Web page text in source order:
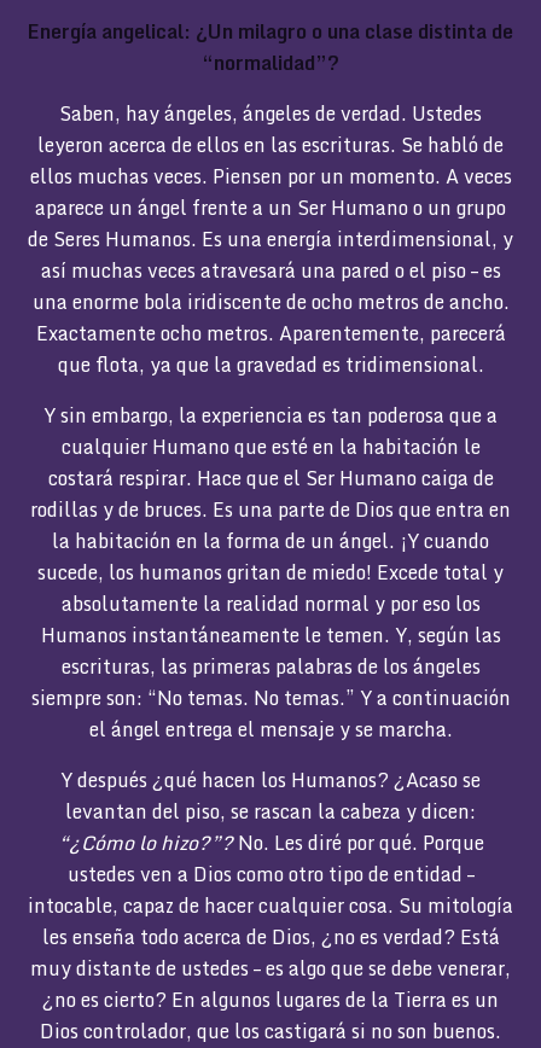
Energía angelical: ¿Un milagro o una clase distinta de
“normalidad”?
Saben, hay ángeles, ángeles de verdad. Ustedes
leyeron acerca de ellos en las escrituras. Se habló de
ellos muchas veces. Piensen por un momento. A veces
aparece un ángel frente a un Ser Humano o un grupo
de Seres Humanos. Es una energía interdimensional, y
así muchas veces atravesará una pared o el piso – es
una enorme bola iridiscente de ocho metros de ancho.
Exactamente ocho metros. Aparentemente, parecerá
que flota, ya que la gravedad es tridimensional.
Y sin embargo, la experiencia es tan poderosa que a
cualquier Humano que esté en la habitación le
costará respirar. Hace que el Ser Humano caiga de
rodillas y de bruces. Es una parte de Dios que entra en
la habitación en la forma de un ángel. ¡Y cuando
sucede, los humanos gritan de miedo! Excede total y
absolutamente la realidad normal y por eso los
Humanos instantáneamente le temen. Y, según las
escrituras, las primeras palabras de los ángeles
siempre son: “No temas. No temas.” Y a continuación
el ángel entrega el mensaje y se marcha.
Y después ¿qué hacen los Humanos? ¿Acaso se
levantan del piso, se rascan la cabeza y dicen:
“¿Cómo lo hizo?”?No. Les diré por qué. Porque
ustedes ven a Dios como otro tipo de entidad –
intocable, capaz de hacer cualquier cosa. Su mitología
les enseña todo acerca de Dios, ¿no es verdad? Está
muy distante de ustedes – es algo que se debe venerar,
¿no es cierto? En algunos lugares de la Tierra es un
Dios controlador, que los castigará si no son buenos.